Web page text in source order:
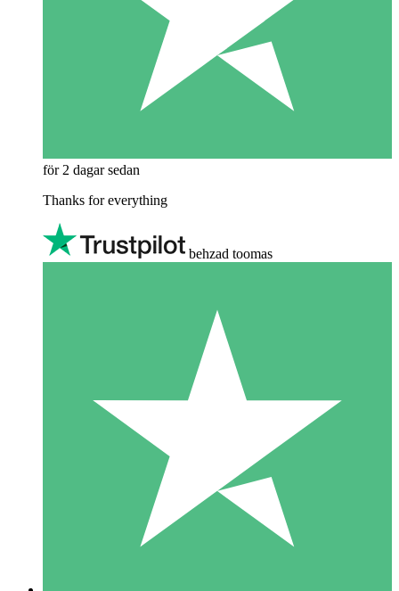
för 2 dagar sedan
Thanks for everything
behzad toomas